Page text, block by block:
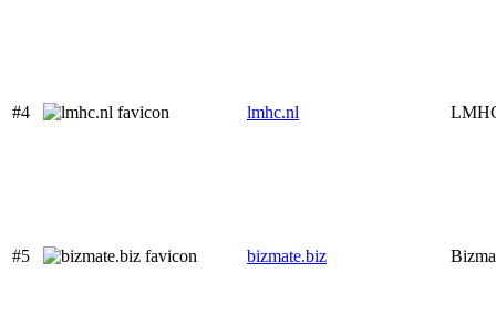
#4 lmhc.nl
#5 bizmate.biz